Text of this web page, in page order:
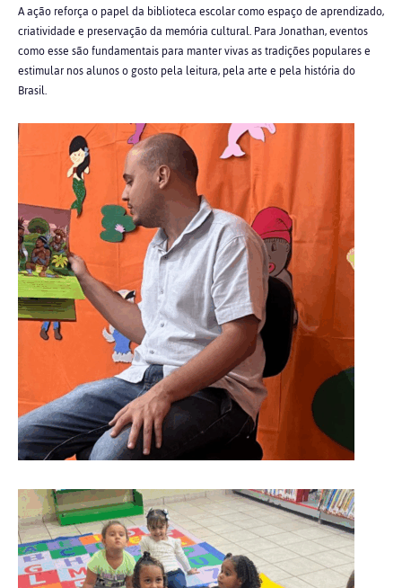
A ação reforça o papel da biblioteca escolar como espaço de aprendizado,
criatividade e preservação da memória cultural. Para Jonathan, eventos
como esse são fundamentais para manter vivas as tradições populares e
estimular nos alunos o gosto pela leitura, pela arte e pela história do
Brasil.